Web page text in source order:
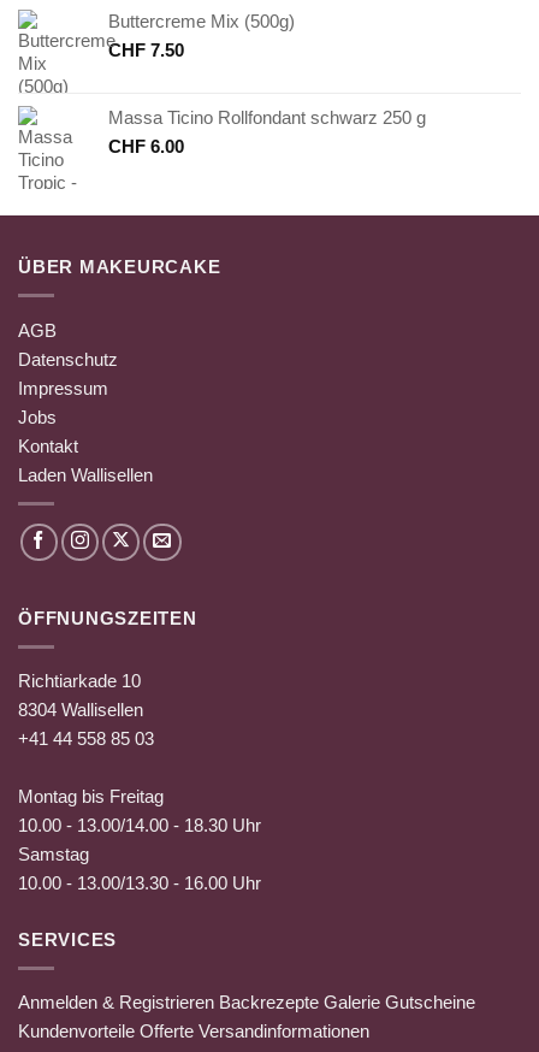
Buttercreme Mix (500g)
CHF 7.50
Massa Ticino Rollfondant schwarz 250 g
CHF 6.00
ÜBER MAKEURCAKE
AGB
Datenschutz
Impressum
Jobs
Kontakt
Laden Wallisellen
ÖFFNUNGSZEITEN
Richtiarkade 10
8304 Wallisellen
+41 44 558 85 03
Montag bis Freitag
10.00 - 13.00/14.00 - 18.30 Uhr
Samstag
10.00 - 13.00/13.30 - 16.00 Uhr
SERVICES
Anmelden & Registrieren Backrezepte Galerie Gutscheine
Kundenvorteile Offerte Versandinformationen